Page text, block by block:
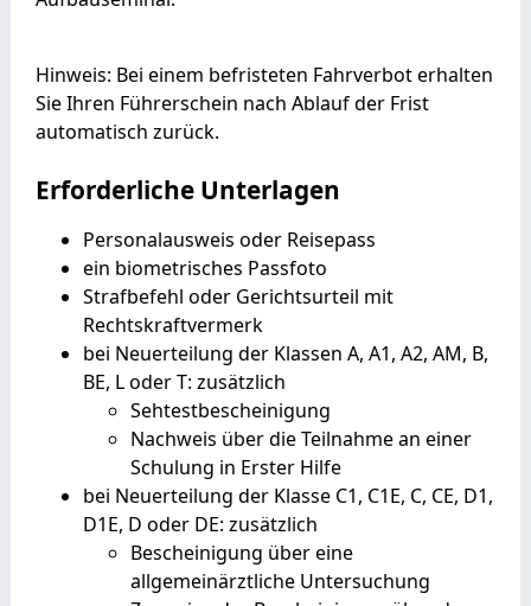
Hinweis: Bei einem befristeten Fahrverbot erhalten
Sie Ihren Führerschein nach Ablauf der Frist
automatisch zurück.
Erforderliche Unterlagen
Personalausweis oder Reisepass
ein biometrisches Passfoto
Strafbefehl oder Gerichtsurteil mit
Rechtskraftvermerk
bei Neuerteilung der Klassen A, A1, A2, AM, B,
BE, L oder T: zusätzlich
Sehtestbescheinigung
Nachweis über die Teilnahme an einer
Schulung in Erster Hilfe
bei Neuerteilung der Klasse C1, C1E, C, CE, D1,
D1E, D oder DE: zusätzlich
Bescheinigung über eine
allgemeinärztliche Untersuchung